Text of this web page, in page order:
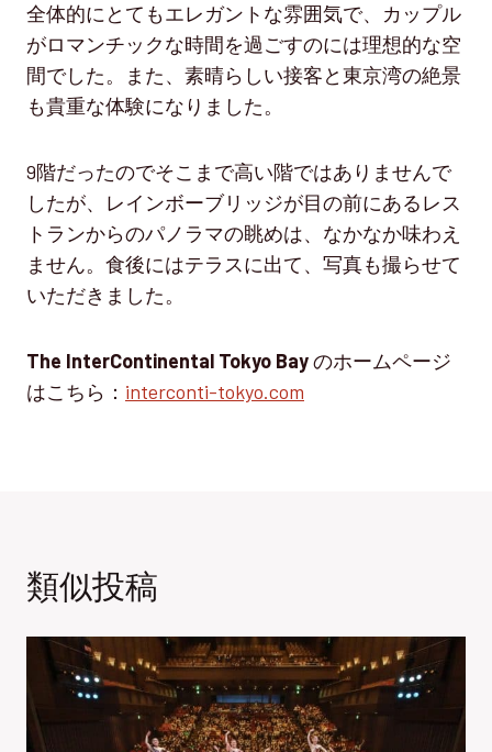
全体的にとてもエレガントな雰囲気で、カップル
がロマンチックな時間を過ごすのには理想的な空
間でした。また、素晴らしい接客と東京湾の絶景
も貴重な体験になりました。
9階だったのでそこまで高い階ではありませんで
したが、レインボーブリッジが目の前にあるレス
トランからのパノラマの眺めは、なかなか味わえ
ません。食後にはテラスに出て、写真も撮らせて
いただきました。
The InterContinental Tokyo Bayのホームページ
はこちら： interconti-tokyo.com
類似投稿